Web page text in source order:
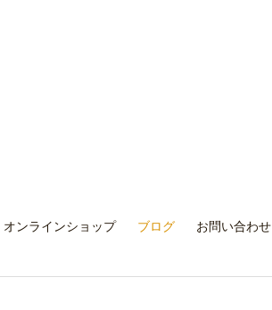
オンラインショップ ブログ お問い合わせ